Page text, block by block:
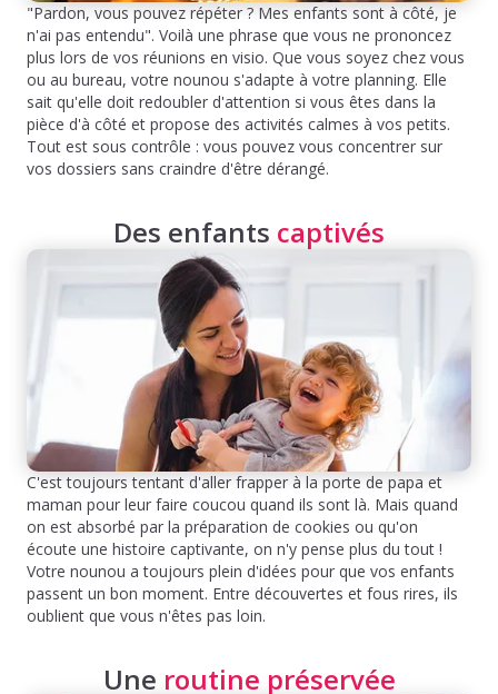
"Pardon, vous pouvez répéter ? Mes enfants sont à côté, je
n'ai pas entendu". Voilà une phrase que vous ne prononcez
plus lors de vos réunions en visio. Que vous soyez chez vous
ou au bureau, votre nounou s'adapte à votre planning. Elle
sait qu'elle doit redoubler d'attention si vous êtes dans la
pièce d'à côté et propose des activités calmes à vos petits.
Tout est sous contrôle : vous pouvez vous concentrer sur
vos dossiers sans craindre d'être dérangé.
Des enfants captivés
C'est toujours tentant d'aller frapper à la porte de papa et
maman pour leur faire coucou quand ils sont là. Mais quand
on est absorbé par la préparation de cookies ou qu'on
écoute une histoire captivante, on n'y pense plus du tout !
Votre nounou a toujours plein d'idées pour que vos enfants
passent un bon moment. Entre découvertes et fous rires, ils
oublient que vous n'êtes pas loin.
Une routine préservée